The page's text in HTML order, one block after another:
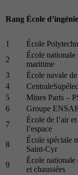
Rang École
1
École
2
École nationale
maritime
3
École navale
4
CentraleSupélec
5
Mines Paris –
6
Groupe
7
École de l’air et
l’espace
8
École spéciale
Saint-Cyr
9
École nationale
et chaussées